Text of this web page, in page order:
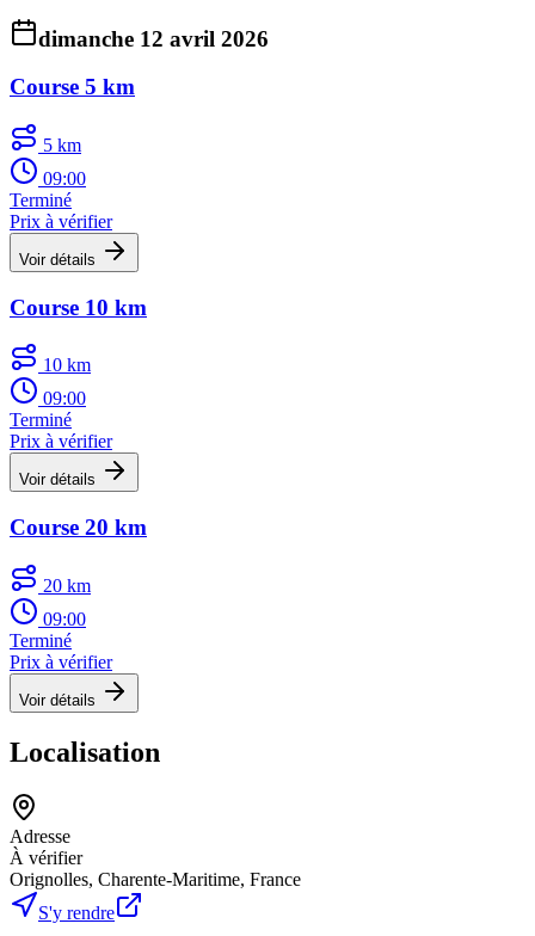
dimanche 12 avril 2026
Course 5 km
5 km
09:00
Terminé
Prix à vérifier
Voir détails
Course 10 km
10 km
09:00
Terminé
Prix à vérifier
Voir détails
Course 20 km
20 km
09:00
Terminé
Prix à vérifier
Voir détails
Localisation
Adresse
À vérifier
Orignolles, Charente-Maritime, France
S'y rendre